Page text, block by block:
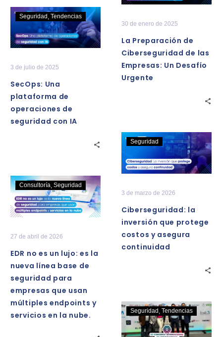
Ciberseguridad
Empresas:
Un
Desafío
30 de enero de 2025
La Preparación de
Ciberseguridad de las
Empresas: Un Desafío
Urgente
SecOps:
Una
plataforma
de
seguridad
con
IA
Seguridad Tendencias
3 de julio de 2025
SecOps: Una
plataforma de
operaciones de
seguridad con IA
la
inversión
que
y
asegura
continuidad
Seguridad
3 de marzo de 2026
Ciberseguridad: la
inversión que protege
costos y asegura
continuidad
EDR
no
es
la
nueva
línea
base
de
seguridad
Consultoría Seguridad
27 de abril de 2026
EDR no es un lujo: es la
nueva línea base de
seguridad para
empresas que usan
múltiples endpoints y
servicios en la nube.
Manapro
Consultores
fortalece
Seguridad Tendencias